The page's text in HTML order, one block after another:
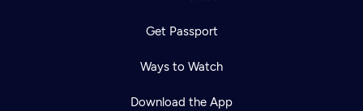
Get Passport
Ways to Watch
Download the App